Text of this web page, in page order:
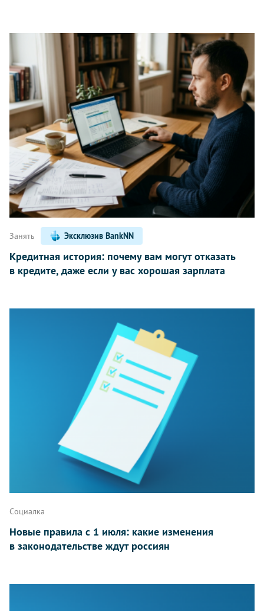
Занять Эксклюзив BankNN
Кредитная история: почему вам могут отказать
в кредите, даже если у вас хорошая зарплата
Социалка
Новые правила с 1 июля: какие изменения
в законодательстве ждут россиян